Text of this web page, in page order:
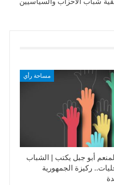
مساحة رأي
أبو جبل يكتب | الشباب
ركيزة الجمهورية